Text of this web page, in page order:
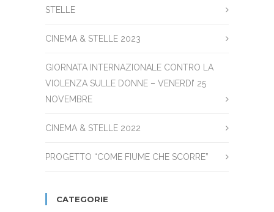
STELLE
CINEMA & STELLE 2023
GIORNATA INTERNAZIONALE CONTRO LA
VIOLENZA SULLE DONNE – VENERDI’ 25
NOVEMBRE
CINEMA & STELLE 2022
PROGETTO “COME FIUME CHE SCORRE”
CATEGORIE